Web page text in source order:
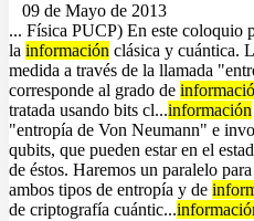
09 de Mayo de 2013
... Física PUCP) En este coloquio
la información clásica y cuántica.
medida a través de la llamada
corresponde al grado de
tratada usando bits cl...información
"entropía de Von Neumann" e
qubits, que pueden estar en el
de éstos. Haremos un paralelo
ambos tipos de entropía y de
de criptografía cuántic...